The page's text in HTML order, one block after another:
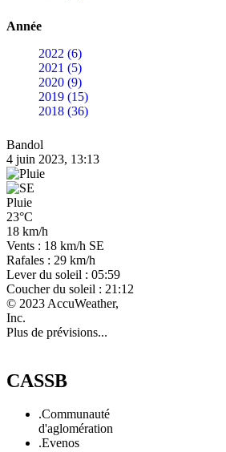
Année
2022 (6)
2021 (5)
2020 (9)
2019 (15)
2018 (36)
Bandol
4 juin 2023, 13:13
Pluie
23°C
18 km/h
Vents : 18 km/h SE
Rafales : 29 km/h
Lever du soleil : 05:59
Coucher du soleil : 21:12
© 2023 AccuWeather,
Inc.
Plus de prévisions...
CASSB
.Communauté
d'aglomération
.Evenos